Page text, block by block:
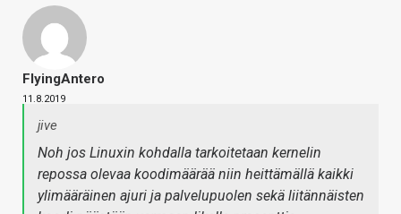
FlyingAntero
11.8.2019
jive
Noh jos Linuxin kohdalla tarkoitetaan kernelin
repossa olevaa koodimäärää niin heittämällä kaikki
ylimääräinen ajuri ja palvelupuolen sekä liitännäisten